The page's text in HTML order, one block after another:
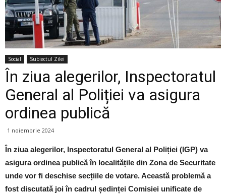
Social Subiectul Zilei
În ziua alegerilor, Inspectoratul
General al Poliției va asigura
ordinea publică
1 noiembrie 2024
În ziua alegerilor, Inspectoratul General al Poliției (IGP) va
asigura ordinea publică în localitățile din Zona de Securitate
unde vor fi deschise secțiile de votare. Această problemă a
fost discutată joi în cadrul ședinței Comisiei unificate de